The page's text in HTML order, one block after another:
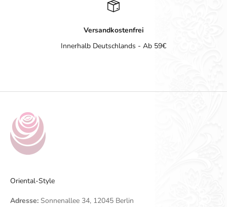
Versandkostenfrei
Innerhalb Deutschlands - Ab 59€
Oriental-Style
Adresse: Sonnenallee 34, 12045 Berlin